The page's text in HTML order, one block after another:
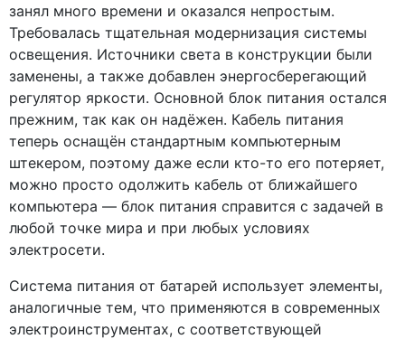
занял много времени и оказался непростым.
Требовалась тщательная модернизация системы
освещения. Источники света в конструкции были
заменены, а также добавлен энергосберегающий
регулятор яркости. Основной блок питания остался
прежним, так как он надёжен. Кабель питания
теперь оснащён стандартным компьютерным
штекером, поэтому даже если кто-то его потеряет,
можно просто одолжить кабель от ближайшего
компьютера — блок питания справится с задачей в
любой точке мира и при любых условиях
электросети.
Система питания от батарей использует элементы,
аналогичные тем, что применяются в современных
электроинструментах, с соответствующей